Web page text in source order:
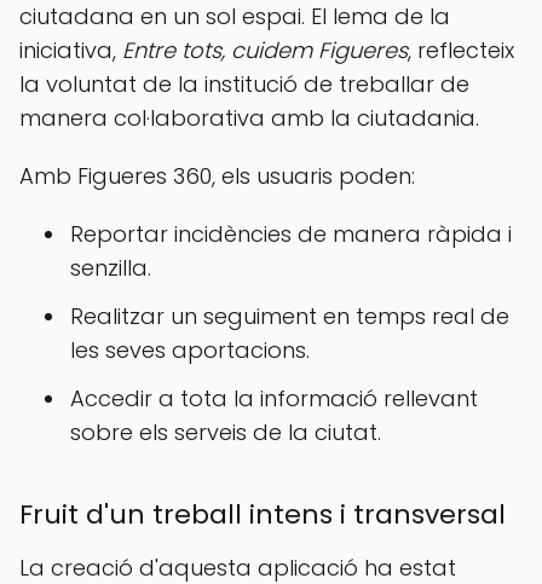
ciutadana en un sol espai. El lema de la
iniciativa, Entre tots, cuidem Figueres, reflecteix
la voluntat de la institució de treballar de
manera col·laborativa amb la ciutadania.
Amb Figueres 360, els usuaris poden:
Reportar incidències de manera ràpida i
senzilla.
Realitzar un seguiment en temps real de
les seves aportacions.
Accedir a tota la informació rellevant
sobre els serveis de la ciutat.
Fruit d'un treball intens i transversal
La creació d'aquesta aplicació ha estat